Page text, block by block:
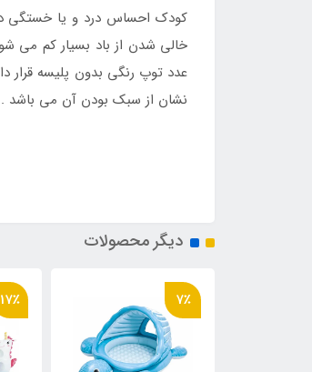
کودک احساس درد و یا خستگی
خالی شدن از باد بسیار کم می
نشان از سبک بودن آن می باشد .
دیگر محصولات
7٪ 17٪